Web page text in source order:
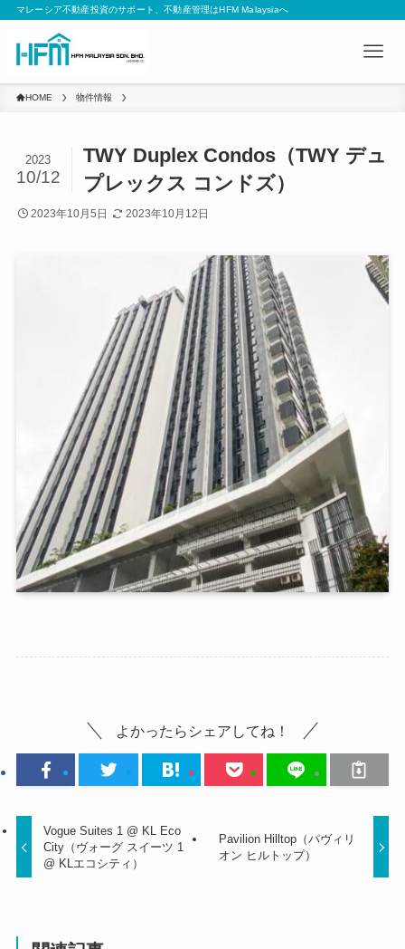
マレーシア不動産投資のサポート、不動産管理はHFM Malaysiaへ
HOME 物件情報
TWY Duplex Condos（TWY デュ
プレックス コンドズ）
2023
10/12
2023年10月5日 2023年10月12日
よかったらシェアしてね！
Vogue Suites 1 @ KL Eco
City（ヴォーグ スイーツ 1
@ KLエコシティ）
Pavilion Hilltop（パヴィリ
オン ヒルトップ）